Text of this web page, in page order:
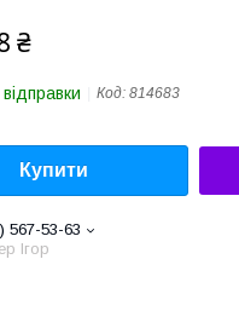
₴
Код: 814683
Купити
567-53-63
Ігор